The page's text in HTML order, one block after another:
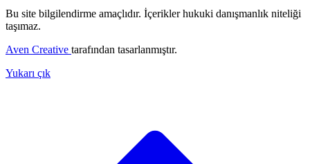
Bu site bilgilendirme amaçlıdır. İçerikler hukuki danışmanlık niteliği
taşımaz.
Aven Creative tarafından tasarlanmıştır.
Yukarı çık